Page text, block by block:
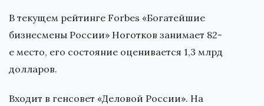
В текущем рейтинге Forbes «Богатейшие
бизнесмены России» Ноготков занимает 82-
е место, его состояние оценивается 1,3 млрд
долларов.
Входит в генсовет «Деловой России». На